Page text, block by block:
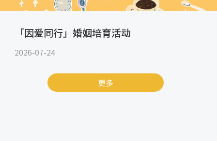
「因爱同行」婚姻培育活动
2026-07-24
更多